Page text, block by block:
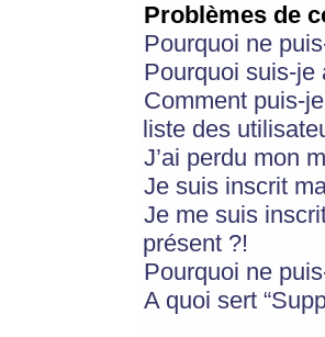
Problèmes de
Pourquoi ne
Pourquoi suis-je
Comment puis-
liste des
J’ai perdu mon
Je suis inscrit
Je me suis
présent ?!
Pourquoi ne
A quoi sert